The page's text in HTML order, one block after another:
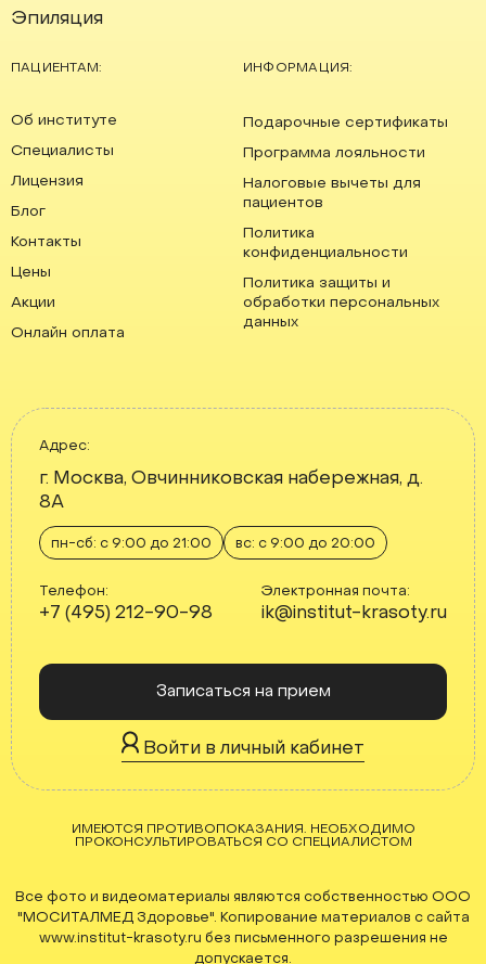
Эпиляция
ПАЦИЕНТАМ:
Об институте
Специалисты
Лицензия
Блог
Контакты
Цены
Акции
Онлайн оплата
ИНФОРМАЦИЯ:
Подарочные сертификаты
Программа лояльности
Налоговые вычеты для
пациентов
Политика
конфиденциальности
Политика защиты и
обработки персональных
данных
ИМЕЮТСЯ ПРОТИВОПОКАЗАНИЯ. НЕОБХОДИМО
ПРОКОНСУЛЬТИРОВАТЬСЯ СО СПЕЦИАЛИСТОМ
Все фото и видеоматериалы являются собственностью ООО
"МОСИТАЛМЕД Здоровье". Копирование материалов с сайта
www.institut-krasoty.ru без письменного разрешения не
допускается.
Адрес:
г. Москва, Овчинниковская набережная, д.
8А
пн-сб: с 9:00 до 21:00 вс: с 9:00 до 20:00
Телефон:
+7 (495) 212-90-98
Электронная почта:
ik@institut-krasoty.ru
Записаться на прием
Войти в личный кабинет